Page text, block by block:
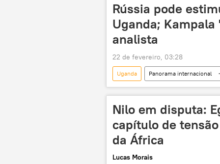
Rússia pode
Uganda;
analista
22 de fevereiro, 03:28
Uganda Panorama internacional
parceria
energia
Nilo em disputa:
capítulo de
da África
Lucas Morais